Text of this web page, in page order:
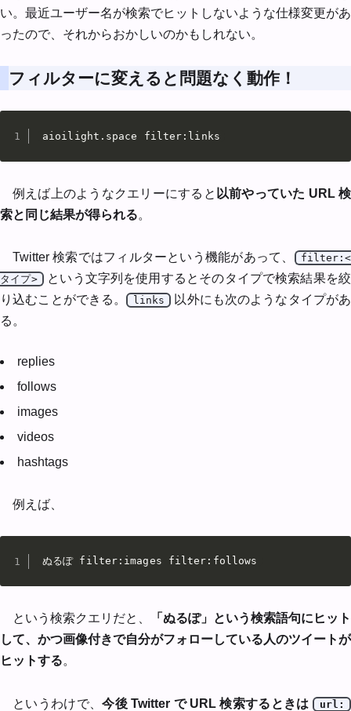
い。最近ユーザー名が検索でヒットしないような仕様変更があ
ったので、それからおかしいのかもしれない。
フィルターに変えると問題なく動作！
aioilight.space filter:links
例えば上のようなクエリーにすると 以前やっていた URL 検
索と同じ結果が得られる。
Twitter 検索ではフィルターという機能があって、
filter:<
タイプ>
という文字列を使用するとそのタイプで検索結果を絞
り込むことができる。
links
以外にも次のようなタイプがあ
る。
replies
follows
images
videos
hashtags
例えば、
ぬるぽ filter:images filter:follows
という検索クエリだと、
「ぬるぽ」という検索語句にヒット
して、かつ画像付きで自分がフォローしている人のツイートが
ヒットする。
というわけで、今後 Twitter で URL 検索するときは url: